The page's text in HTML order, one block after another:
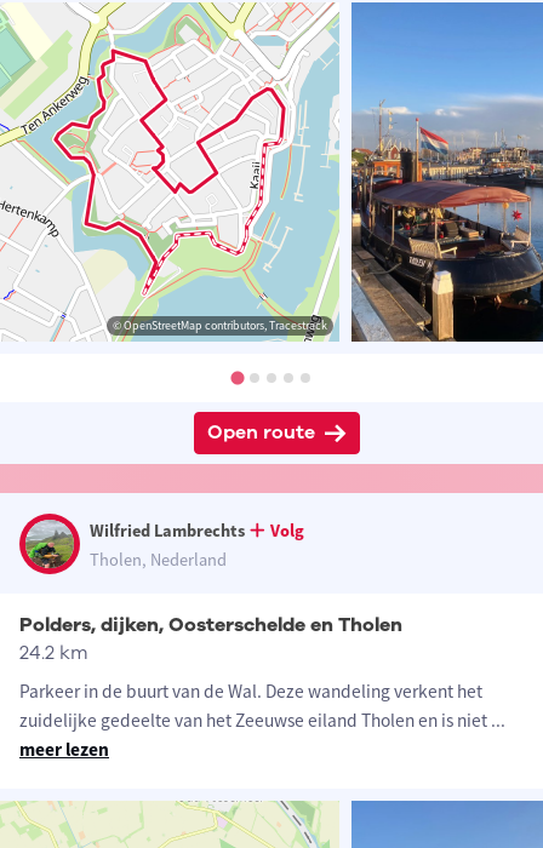
© OpenStreetMap contributors, Tracestrack
Open route
Wilfried Lambrechts
Volg
Tholen, Nederland
Polders, dijken, Oosterschelde en Tholen
24.2 km
Parkeer in de buurt van de Wal. Deze wandeling verkent het
zuidelijke gedeelte van het Zeeuwse eiland Tholen en is niet ...
meer lezen